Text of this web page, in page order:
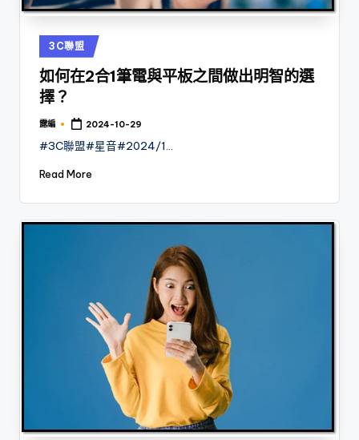
Posted
in
3C聯盟
如何在2合1筆電與平板之間做出明智的選
擇？
Posted
露編 2024-10-29
#3C聯盟#星音#2024/1…
Read More